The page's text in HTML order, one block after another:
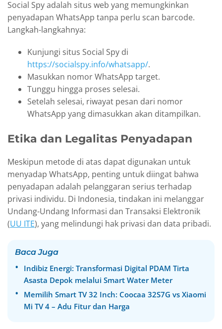
Social Spy adalah situs web yang memungkinkan
penyadapan WhatsApp tanpa perlu scan barcode.
Langkah-langkahnya:
Kunjungi situs Social Spy di
https://socialspy.info/whatsapp/.
Masukkan nomor WhatsApp target.
Tunggu hingga proses selesai.
Setelah selesai, riwayat pesan dari nomor
WhatsApp yang dimasukkan akan ditampilkan.
Etika dan Legalitas Penyadapan
Meskipun metode di atas dapat digunakan untuk
menyadap WhatsApp, penting untuk diingat bahwa
penyadapan adalah pelanggaran serius terhadap
privasi individu. Di Indonesia, tindakan ini melanggar
Undang-Undang Informasi dan Transaksi Elektronik
(UU ITE), yang melindungi hak privasi dan data pribadi.
Baca Juga
Indibiz Energi: Transformasi Digital PDAM Tirta
Asasta Depok melalui Smart Water Meter
Memilih Smart TV 32 Inch: Coocaa 32S7G vs Xiaomi
Mi TV 4 – Adu Fitur dan Harga